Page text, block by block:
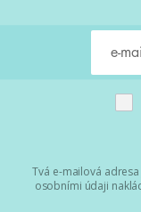
Tvá e-mailová
osobními údaji